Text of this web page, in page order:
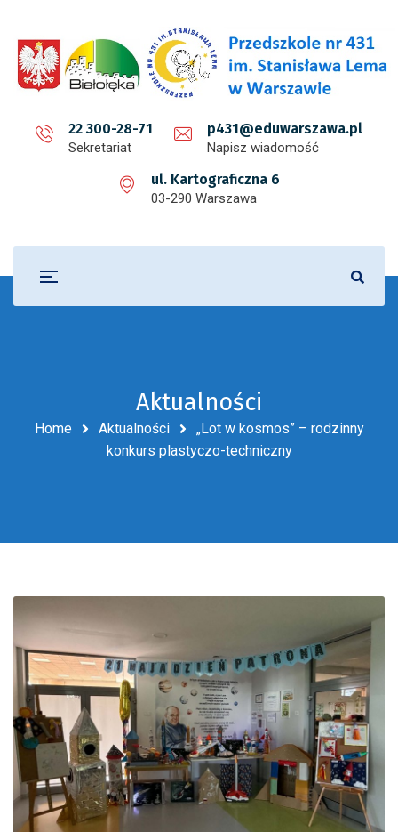
22 300-28-71
Sekretariat
p431@eduwarszawa.pl
Napisz wiadomość
ul. Kartograficzna 6
03-290 Warszawa
Aktualności
Home Aktualności
„Lot w kosmos” – rodzinny
konkurs plastyczo-techniczny